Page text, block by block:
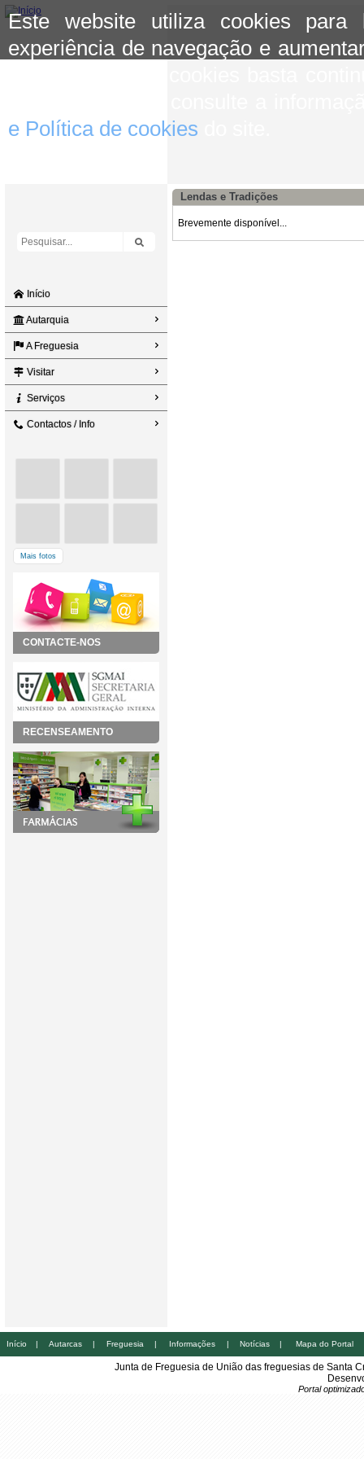
Este website utiliza cookies para
experiência de navegação e
e Política de cookies
Início
Autarquia
A Freguesia
Visitar
Serviços
Contactos / Info
Mais fotos
CONTACTE-NOS
RECENSEAMENTO
Lendas e Tradições
Brevemente disponível...
Início | Autarcas | Freguesia | Informações | Notícias | Mapa do Portal
Junta de Freguesia de União das freguesias de Santa
Portal